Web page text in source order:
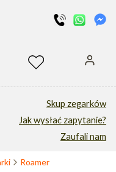
w koszyku: 0. Zobacz
Skup zegarków
Jak wysłać zapytanie?
Zaufali nam
Roamer